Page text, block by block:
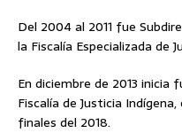
Del 2004 al 2011 fue
la Fiscalía Especializada de
En diciembre de 2013 inicia
Fiscalía de Justicia
finales del 2018.